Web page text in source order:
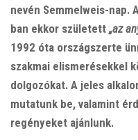
nevén Semmelweis-nap.
ban ekkor született „az
1992 óta országszerte
szakmai elismerésekkel
dolgozókat. A jeles
mutatunk be, valamint
regényeket ajánlunk.